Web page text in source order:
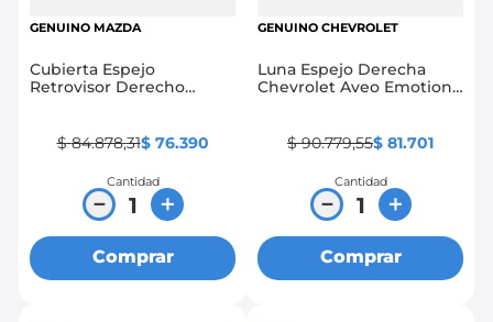
GENUINO MAZDA
Cubierta Espejo
Retrovisor Derecho
$ 84.878,31$ 76.390
Cantidad
＋
－
Comprar
GENUINO CHEVROLET
Luna Espejo Derecha
Chevrolet Aveo Emotion
$ 90.779,55$ 81.701
Cantidad
＋
－
Comprar